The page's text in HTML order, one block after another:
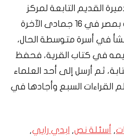
القديم التابعة لمركز
طلخا بمحافظة الدقهلية بمصر في 16 جمادى الآخرة
2 إبريل 1885 م، ونشأ في أسرة متوسطة الحال،
في كتاب القرية، فحفظ
ثم أرسل إلى أحد العلماء
القراءات السبع وأجادها في
, أسئلة نص, ابدي رايي,